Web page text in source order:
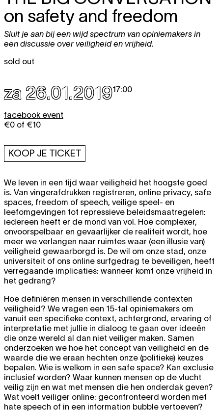
on safety and freedom
Sluit je aan bij een wijd spectrum van opiniemakers in
een discussie over veiligheid en vrijheid.
sold out
za 26.01.201917:00
facebook event
€0 of €10
KOOP JE TICKET
We leven in een tijd waar veiligheid het hoogste goed
is. Van vingerafdrukken registreren, online privacy, safe
spaces, freedom of speech, veilige speel- en
leefomgevingen tot repressieve beleidsmaatregelen:
iedereen heeft er de mond van vol. Hoe complexer,
onvoorspelbaar en gevaarlijker de realiteit wordt, hoe
meer we verlangen naar ruimtes waar (een illusie van)
veiligheid gewaarborgd is. De wil om onze stad, onze
universiteit of ons online surfgedrag te beveiligen, heeft
verregaande implicaties: wanneer komt onze vrijheid in
het gedrang?
Hoe definiëren mensen in verschillende contexten
veiligheid? We vragen een 15-tal opiniemakers om
vanuit een specifieke context, achtergrond, ervaring of
interpretatie met jullie in dialoog te gaan over ideeën
die onze wereld al dan niet veiliger maken. Samen
onderzoeken we hoe het concept van veiligheid en de
waarde die we eraan hechten onze (politieke) keuzes
bepalen. Wie is welkom in een safe space? Kan exclusie
inclusief worden? Waar kunnen mensen op de vlucht
veilig zijn en wat met mensen die hen onderdak geven?
Wat voelt veiliger online: geconfronteerd worden met
hate speech of in een information bubble vertoeven?